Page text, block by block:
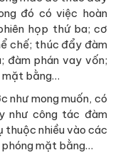
đó có việc hoàn
họp thứ ba; cơ
chế; thúc đẩy đàm
đàm phán vay vốn;
mặt bằng…
như mong muốn, có
như công tác đàm
thuộc nhiều vào các
mặt bằng…